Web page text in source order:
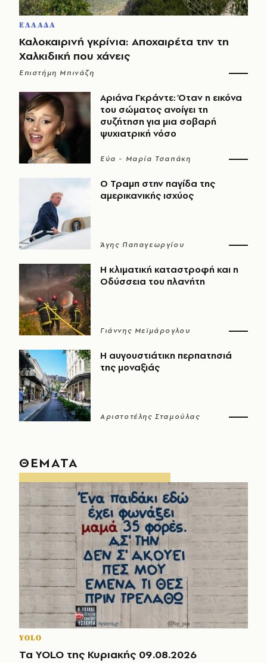
ΕΛΛΑΔΑ
Καλοκαιρινή γκρίνια: Αποχαιρέτα την τη
Χαλκιδική που χάνεις
Επιστήμη Μπινάζη
Αριάνα Γκράντε: Όταν η εικόνα
του σώματος ανοίγει τη
συζήτηση για μια σοβαρή
ψυχιατρική νόσο
Εύα - Μαρία Τσαπάκη
Ο Τραμπ στην παγίδα της
αμερικανικής ισχύος
Άγης Παπαγεωργίου
Η κλιματική καταστροφή και η
Οδύσσεια του πλανήτη
Γιάννης Μεϊμάρογλου
Η αυγουστιάτικη περπατησιά
της μοναξιάς
Αριστοτέλης Σταμούλας
ΘΕΜΑΤΑ
YOLO
Τα YOLO της Κυριακής 09.08.2026